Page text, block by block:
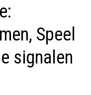
Speel
signalen